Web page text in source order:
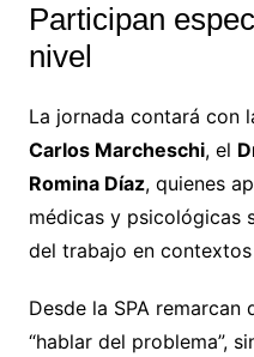
Participan
nivel
La jornada contará con
Carlos Marcheschi, el
Romina Díaz, quienes
médicas y psicológicas
del trabajo en
Desde la SPA
“hablar del problema”,